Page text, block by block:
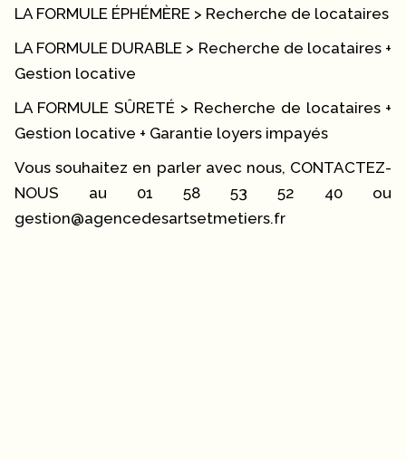
LA FORMULE ÉPHÉMÈRE > Recherche de locataires
LA FORMULE DURABLE > Recherche de locataires +
Gestion locative
LA FORMULE SÛRETÉ > Recherche de locataires +
Gestion locative + Garantie loyers impayés
Vous souhaitez en parler avec nous, CONTACTEZ-
NOUS au 01 58 53 52 40 ou
gestion@agencedesartsetmetiers.fr